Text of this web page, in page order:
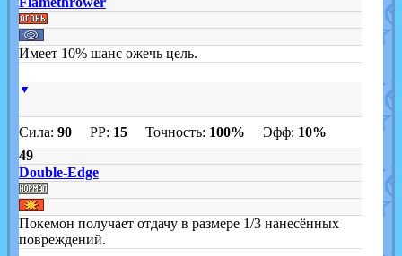
Имеет 10% шанс ожечь цель.
▼
Сила: 90PP: 15Точность: 100% Эфф: 10%
49
Double-Edge
Покемон получает отдачу в размере 1/3 нанесённых
повреждений.